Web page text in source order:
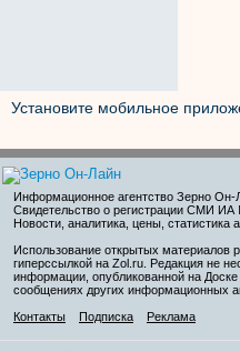
Установите мобильное
Информационное агентство Зерно Он-
Свидетельство о регистрации СМИ
Новости, аналитика, цены, статистика
Использование открытых материалов
гиперссылкой на Zol.ru. Редакция не
информации, опубликованной на
сообщениях других информационных
Контакты
Подписка Реклама